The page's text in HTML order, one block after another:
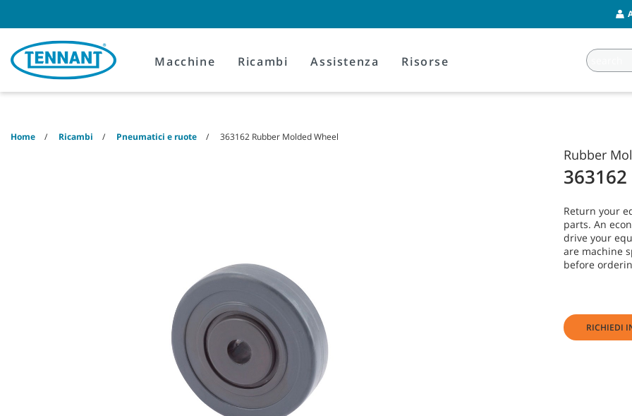
content
navigation
menu
Macchine Ricambi Assistenza Risorse
Home Ricambi Pneumatici e ruote 363162 Rubber Molded Wheel
Rubber
363162
Return your
parts. An
drive your
are machine
before
RICHIEDI